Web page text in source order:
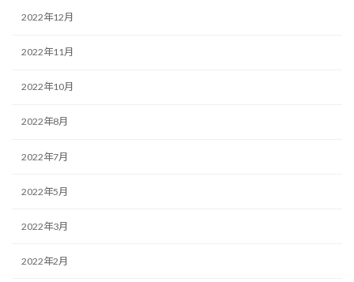
2022年12月
2022年11月
2022年10月
2022年8月
2022年7月
2022年5月
2022年3月
2022年2月